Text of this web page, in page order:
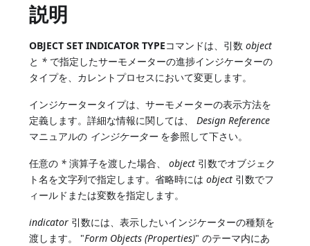
説明
OBJECT SET INDICATOR TYPEコマンドは、引数object
と * で指定したサーモメーターの進捗インジケーターの
タイプを、カレントプロセスにおいて変更します。
インジケータータイプは、サーモメーターの表示方法を
定義します。詳細な情報に関しては、Design Reference
マニュアルの インジケーターを参照して下さい。
任意の * 演算子を渡した場合、object 引数でオブジェク
ト名を文字列で指定します。省略時にはobject 引数でフ
ィールドまたは変数を指定します。
indicator 引数には、表示したいインジケーターの種類を
渡します。 "Form Objects (Properties)" のテーマ内にあ